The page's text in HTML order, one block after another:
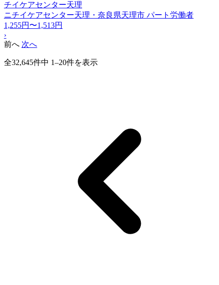
チイケアセンター天理
ニチイケアセンター天理・奈良県天理市 パート労働者
1,255円〜1,513円
›
前へ 次へ
全32,645件中 1–20件を表示